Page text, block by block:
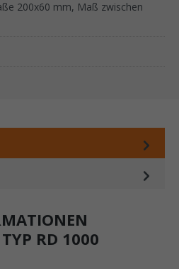
200x60 mm, Maß zwischen
RD 1000